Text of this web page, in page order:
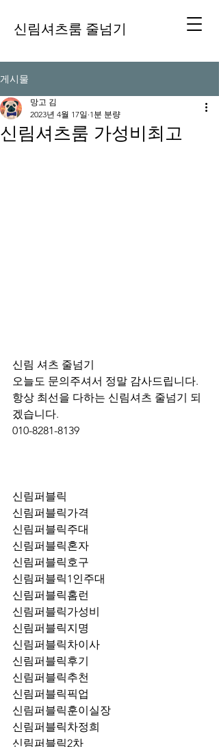
신림셔츠룸 줄넘기
게시물
신림셔츠룸 가성비최고
망고 김
2023년 4월 17일 1분 분량
신림 셔츠 줄넘기
오늘도 문의주셔서 정말 감사드립니다.
항상 최선을 다하는 신림셔츠 줄넘기 되
겠습니다.
010-8281-8139
신림퍼블릭
신림퍼블릭가격
신림퍼블릭주대
신림퍼블릭혼자
신림퍼블릭호구
신림퍼블릭1인주대
신림퍼블릭홈런
신림퍼블릭가성비
신림퍼블릭지명
신림퍼블릭차이사
신림퍼블릭후기
신림퍼블릭추천
신림퍼블릭훈이실장
신림퍼블릭차정희
신림퍼블릭2차